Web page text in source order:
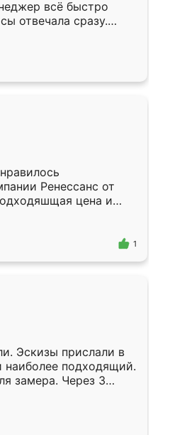
всё быстро
отвечала сразу.
подошёл к
Собрали
аккуратно, даже
Ренессанс от
цена и
Приехавший
Владислав
самый
1
Эскизы прислали в
наиболее подходящий.
замера. Через 3
готова. Остались
Ренессанс
работу!